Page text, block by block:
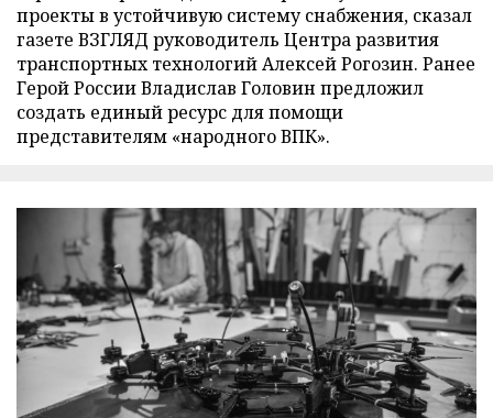
проекты в устойчивую систему снабжения, сказал
газете ВЗГЛЯД руководитель Центра развития
транспортных технологий Алексей Рогозин. Ранее
Герой России Владислав Головин предложил
создать единый ресурс для помощи
представителям «народного ВПК».